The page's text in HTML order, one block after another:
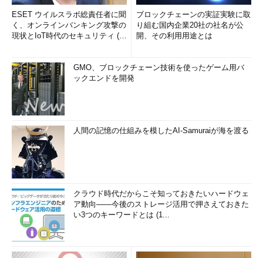
ESET ウイルスラボ総責任者に聞
く、オンラインバンキング攻撃の
現状とIoT時代のセキュリティ (1/
ブロックチェーンの実証実験に取
り組む国内企業20社の社名が公
開、その利用用途とは
GMO、ブロックチェーン技術を使ったゲーム用バ
ックエンドを開発
人間の記憶の仕組みを模したAI-Samuraiが海を渡る
クラウド時代だからこそ知っておきたいハードウェ
ア動向――今後のストレージ活用で押さえておきた
い3つのキーワードとは (1...